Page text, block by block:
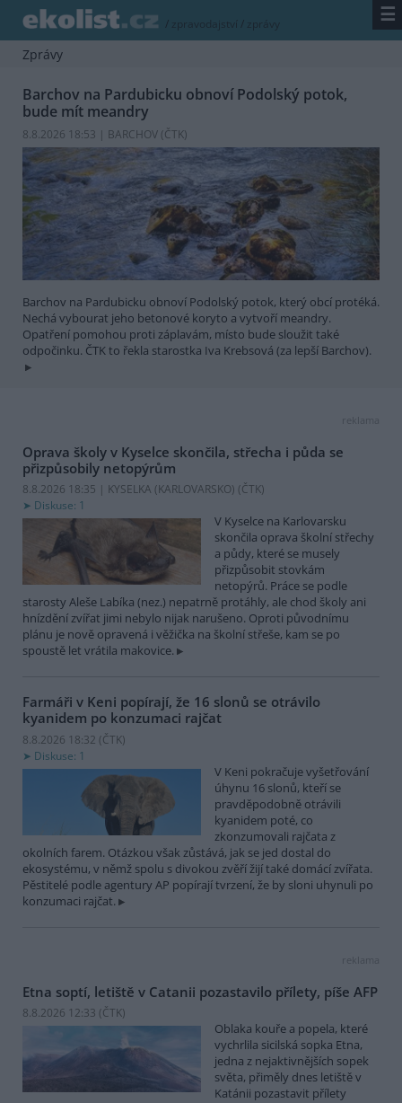
/ zpravodajství / zprávy ☰
Zprávy
Barchov na Pardubicku obnoví Podolský potok,
bude mít meandry
8.8.2026 18:53 | BARCHOV (ČTK)
Barchov na Pardubicku obnoví Podolský potok, který obcí protéká.
Nechá vybourat jeho betonové koryto a vytvoří meandry.
Opatření pomohou proti záplavám, místo bude sloužit také
odpočinku. ČTK to řekla starostka Iva Krebsová (za lepší Barchov).
reklama
Oprava školy v Kyselce skončila, střecha i půda se
přizpůsobily netopýrům
8.8.2026 18:35 | KYSELKA (KARLOVARSKO) (ČTK)
Diskuse: 1
V Kyselce na Karlovarsku
skončila oprava školní střechy
a půdy, které se musely
přizpůsobit stovkám
netopýrů. Práce se podle
starosty Aleše Labíka (nez.) nepatrně protáhly, ale chod školy ani
hnízdění zvířat jimi nebylo nijak narušeno. Oproti původnímu
plánu je nově opravená i věžička na školní střeše, kam se po
spoustě let vrátila makovice.
Farmáři v Keni popírají, že 16 slonů se otrávilo
kyanidem po konzumaci rajčat
8.8.2026 18:32 (ČTK)
Diskuse: 1
V Keni pokračuje vyšetřování
úhynu 16 slonů, kteří se
pravděpodobně otrávili
kyanidem poté, co
zkonzumovali rajčata z
okolních farem. Otázkou však zůstává, jak se jed dostal do
ekosystému, v němž spolu s divokou zvěří žijí také domácí zvířata.
Pěstitelé podle agentury AP popírají tvrzení, že by sloni uhynuli po
konzumaci rajčat.
reklama
Etna soptí, letiště v Catanii pozastavilo přílety, píše AFP
8.8.2026 12:33 (ČTK)
Oblaka kouře a popela, které
vychrlila sicilská sopka Etna,
jedna z nejaktivnějších sopek
světa, přiměly dnes letiště v
Katánii pozastavit přílety